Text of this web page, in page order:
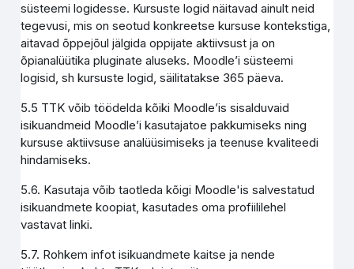
süsteemi logidesse. Kursuste logid näitavad ainult neid
tegevusi, mis on seotud konkreetse kursuse kontekstiga,
aitavad õppejõul jälgida oppijate aktiivsust ja on
õpianalüütika pluginate aluseks. Moodle’i süsteemi
logisid, sh kursuste logid, säilitatakse 365 päeva.
5.5 TTK võib töödelda kõiki Moodle’is sisalduvaid
isikuandmeid Moodle’i kasutajatoe pakkumiseks ning
kursuse aktiivsuse analüüsimiseks ja teenuse kvaliteedi
hindamiseks.
5.6. Kasutaja võib taotleda kõigi Moodle'is salvestatud
isikuandmete koopiat, kasutades oma profiililehel
vastavat linki.
5.7. Rohkem infot isikuandmete kaitse ja nende